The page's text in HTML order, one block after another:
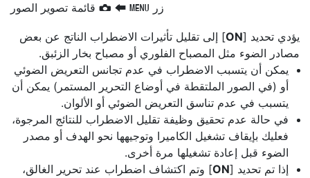
زر G
S
C قائمة تصوير الصور
يؤدي تحديد [ON] إلى تقليل تأثيرات الاضطراب الناتج عن بعض
مصادر الضوء مثل المصباح الفلوري أو مصباح بخار الزئبق.
يمكن أن يتسبب الاضطراب في عدم تجانس التعريض الضوئي
أو (في الصور الملتقطة في أوضاع التحرير المستمر) يمكن أن
يتسبب في عدم تناسق التعريض الضوئي أو الألوان.
في حالة عدم تحقيق وظيفة تقليل الاضطراب للنتائج المرجوة،
فعليك بإيقاف تشغيل الكاميرا وتوجيهها نحو الهدف أو مصدر
الضوء قبل إعادة تشغيلها مرة أخرى.
إذا تم تحديد [ON] وتم اكتشاف اضطراب عند تحرير الغالق،